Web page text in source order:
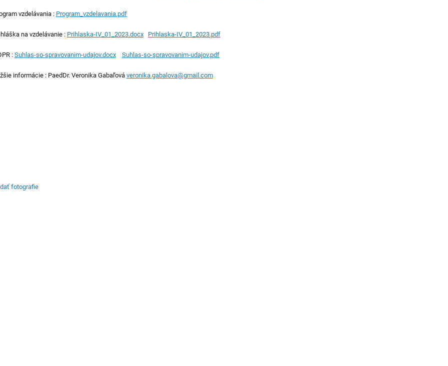
vzdelávania : Program_vzdelavania.pdf
na vzdelávanie : Prihlaska-IV_01_2023.docx Prihlaska-IV_01_2023.pdf
: Suhlas-so-spravovanim-udajov.docx Suhlas-so-spravovanim-udajov.pdf
informácie : PaedDr. Veronika Gabaľová veronika.gabalova@gmail.com
fotografie